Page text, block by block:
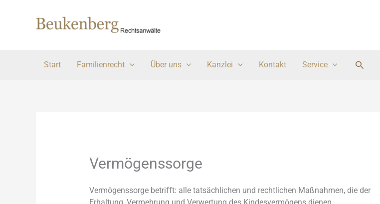
Start Familienrecht Über uns Kanzlei Kontakt Service Suchen
Vermögenssorge
Vermögenssorge betrifft: alle tatsächlichen und rechtlichen Maßnahmen, die der